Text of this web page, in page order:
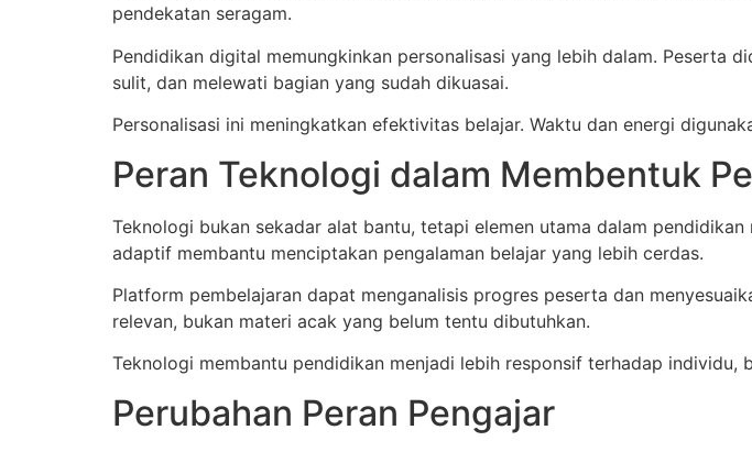
pendekatan seragam.
Pendidikan digital memungkinkan personalisasi yang lebih dalam. Peserta
sulit, dan melewati bagian yang sudah dikuasai.
Personalisasi ini meningkatkan efektivitas belajar. Waktu dan energi
Peran Teknologi dalam Membentuk
Teknologi bukan sekadar alat bantu, tetapi elemen utama dalam
adaptif membantu menciptakan pengalaman belajar yang lebih cerdas.
Platform pembelajaran dapat menganalisis progres peserta dan
relevan, bukan materi acak yang belum tentu dibutuhkan.
Teknologi membantu pendidikan menjadi lebih responsif terhadap individu,
Perubahan Peran Pengajar